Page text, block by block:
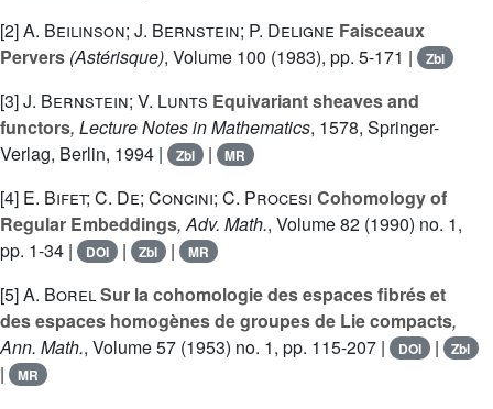
[2]A. Beilinson; J. Bernstein; P. Deligne Faisceaux
Pervers (Astérisque), Volume 100 (1983), pp. 5-171 | Zbl
[3]J. Bernstein; V. Lunts Equivariant sheaves and
functors, Lecture Notes in Mathematics, 1578, Springer-
Verlag, Berlin, 1994 |
Zbl | MR
[4] E. Bifet; C. De; Concini; C. Procesi Cohomology of
Regular Embeddings, Adv. Math., Volume 82 (1990) no. 1,
pp. 1-34 |
DOI | Zbl | MR
[5]A. Borel Sur la cohomologie des espaces fibrés et
des espaces homogènes de groupes de Lie compacts,
Ann. Math., Volume 57 (1953) no. 1, pp. 115-207 | DOI | Zbl
| MR